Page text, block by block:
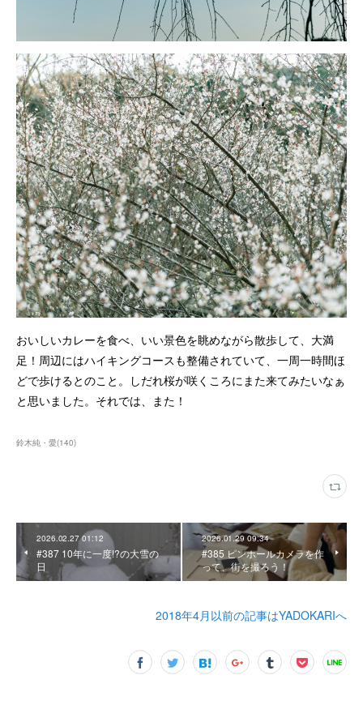
おいしいカレーを食べ、いい景色を眺めながら散歩して、大満
足！周辺にはハイキングコースも整備されていて、一周一時間ほ
どで歩けるとのこと。しだれ桜が咲くころにまた来てみたいなぁ
と思いました。それでは、また！
鈴木純・愛(140)
2026.02.27 01:12
#387 10年に一度!?の大雪の
日
2026.01.29 09:34
#385 ピンホールカメラを作
って、街を撮ろう！
2018年4月以前の記事はYADOKARIへ